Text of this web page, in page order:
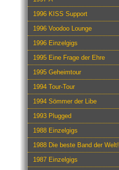
1996 KISS Support
1996 Voodoo Lounge
1996 Einzelgigs
1995 Eine Frage der Ehre
1995 Geheimtour
1994 Tour-Tour
1994 Sömmer der Libe
1993 Plugged
1988 Einzelgigs
1988 Die beste Band der Welt!
1987 Einzelgigs